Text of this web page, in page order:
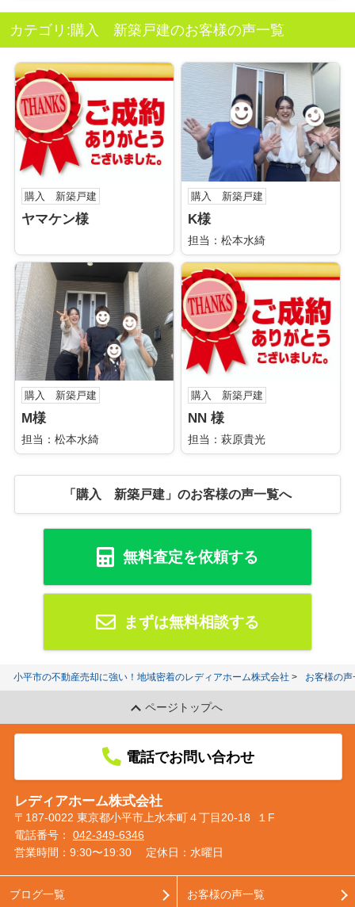
カテゴリ:購入 新築戸建のお客様の声一覧
購入 新築戸建
ヤマケン様
購入 新築戸建
K様
担当：松本水綺
購入 新築戸建
M様
担当：松本水綺
購入 新築戸建
NN 様
担当：萩原貴光
「購入 新築戸建」のお客様の声一覧へ
無料査定を依頼する
まずは無料相談する
小平市の不動産売却に強い！地域密着のレディアホーム株式会社 お客様の声
ページトップへ
電話でお問い合わせ
レディアホーム株式会社
〒187-0022 東京都小平市上水本町４丁目20-18 １F
電話番号： 042-349-6346
営業時間：9:30〜19:30
定休日：水曜日
ブログ一覧 お客様の声一覧